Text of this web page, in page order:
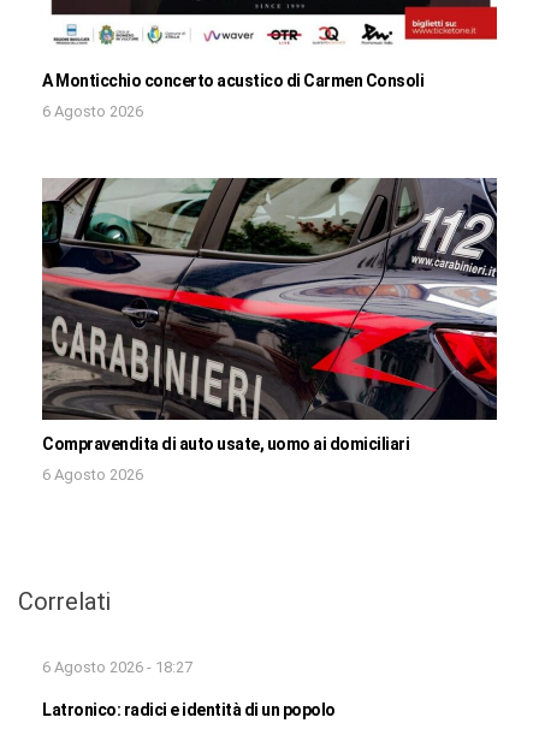
A Monticchio concerto acustico di Carmen Consoli
6 Agosto 2026
Compravendita di auto usate, uomo ai domiciliari
6 Agosto 2026
Correlati
6 Agosto 2026 - 18:27
Latronico: radici e identità di un popolo